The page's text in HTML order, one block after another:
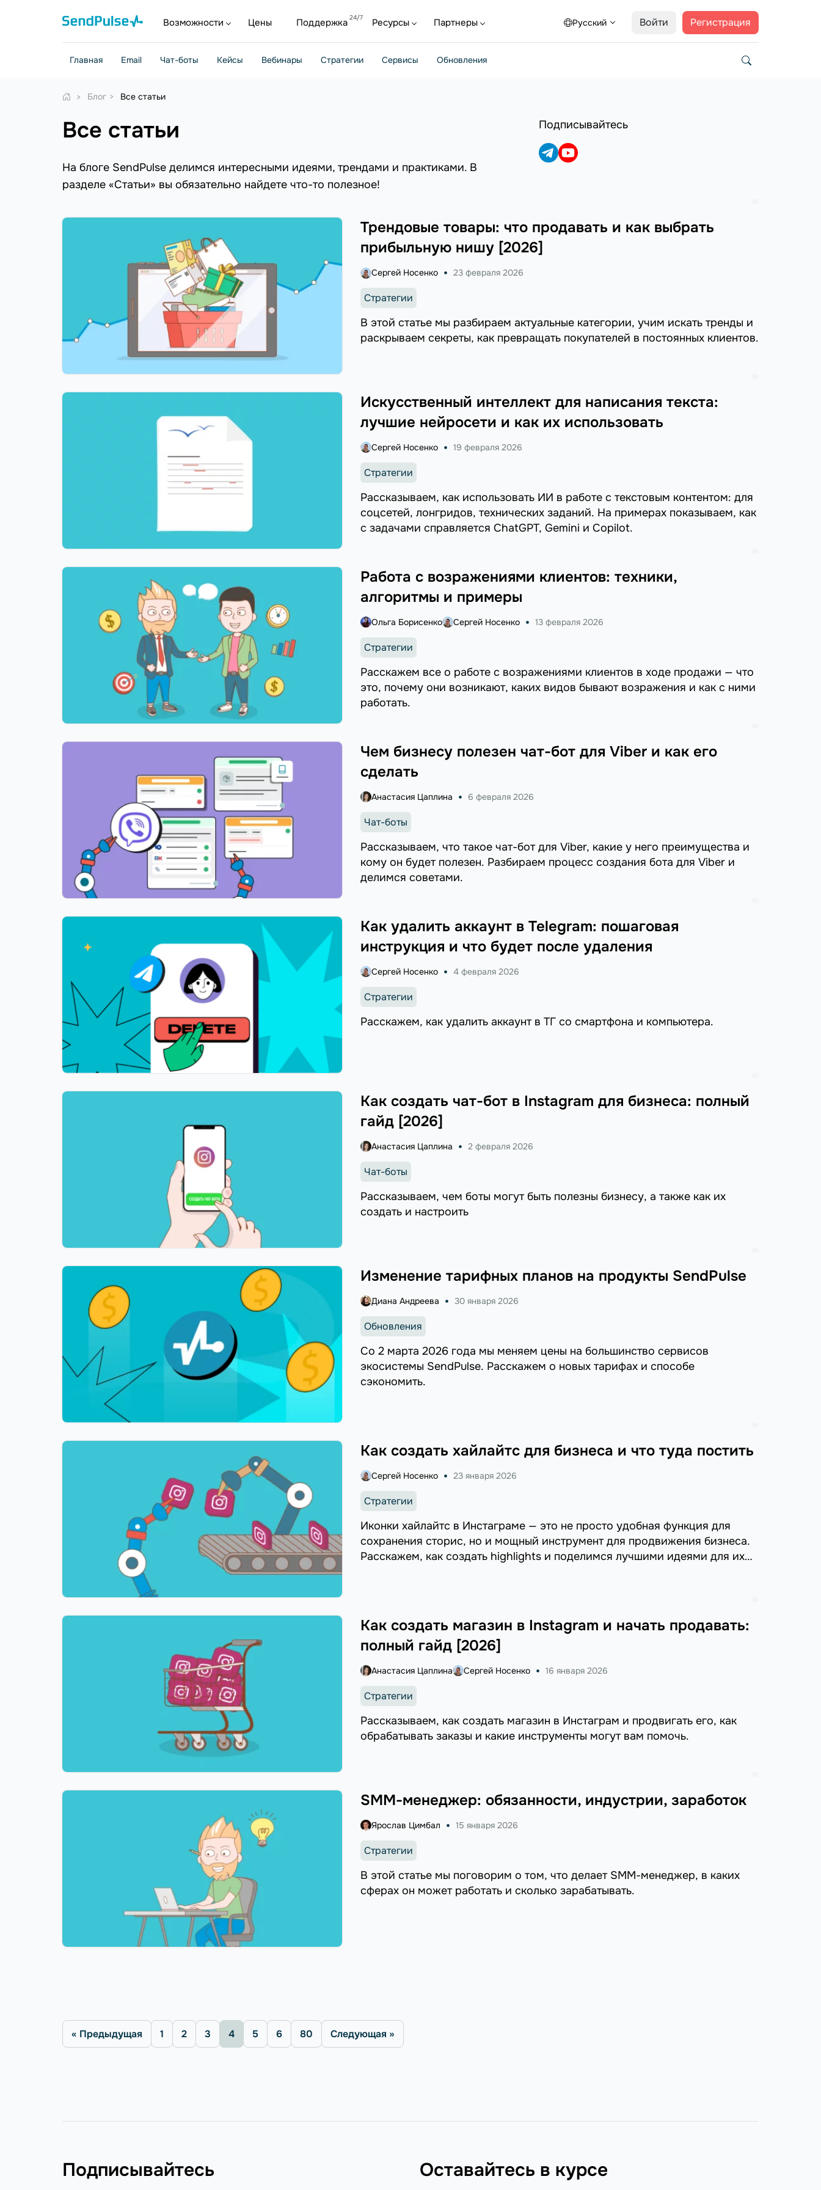
Русский Войти Регистрация
Возможности Цены Поддержка Ресурсы Партнеры
Главная Email Чат-боты Кейсы Вебинары Стратегии Сервисы Обновления
Блог Все статьи
Все статьи
На блоге SendPulse делимся интересными идеями, трендами и практиками. В
разделе «Статьи» вы обязательно найдете что-то полезное!
Подписывайтесь
Трендовые товары: что продавать и как выбрать
прибыльную нишу [2026]
Сергей Носенко 23 февраля 2026
Стратегии
В этой статье мы разбираем актуальные категории, учим искать тренды и
раскрываем секреты, как превращать покупателей в постоянных клиентов.
Искусственный интеллект для написания текста:
лучшие нейросети и как их использовать
Сергей Носенко 19 февраля 2026
Стратегии
Рассказываем, как использовать ИИ в работе с текстовым контентом: для
соцсетей, лонгридов, технических заданий. На примерах показываем, как
с задачами справляется ChatGPT, Gemini и Copilot.
Работа с возражениями клиентов: техники,
алгоритмы и примеры
Ольга Борисенко Сергей Носенко 13 февраля 2026
Стратегии
Расскажем все о работе с возражениями клиентов в ходе продажи — что
это, почему они возникают, каких видов бывают возражения и как с ними
работать.
Чем бизнесу полезен чат-бот для Viber и как его
сделать
Анастасия Цаплина 6 февраля 2026
Чат-боты
Рассказываем, что такое чат-бот для Viber, какие у него преимущества и
кому он будет полезен. Разбираем процесс создания бота для Viber и
делимся советами.
Как удалить аккаунт в Telegram: пошаговая
инструкция и что будет после удаления
Сергей Носенко 4 февраля 2026
Стратегии
Расскажем, как удалить аккаунт в ТГ со смартфона и компьютера.
Как создать чат-бот в Instagram для бизнеса: полный
гайд [2026]
Анастасия Цаплина 2 февраля 2026
Чат-боты
Рассказываем, чем боты могут быть полезны бизнесу, а также как их
создать и настроить
Изменение тарифных планов на продукты SendPulse
Диана Андреева 30 января 2026
Обновления
Со 2 марта 2026 года мы меняем цены на большинство сервисов
экосистемы SendPulse. Расскажем о новых тарифах и способе
сэкономить.
Как создать хайлайтс для бизнеса и что туда постить
Сергей Носенко 23 января 2026
Стратегии
Иконки хайлайтс в Инстаграме — это не просто удобная функция для
сохранения сторис, но и мощный инструмент для продвижения бизнеса.
Расскажем, как создать highlights и поделимся лучшими идеями для их
Как создать магазин в Instagram и начать продавать:
полный гайд [2026]
Анастасия Цаплина Сергей Носенко 16 января 2026
Стратегии
Рассказываем, как создать магазин в Инстаграм и продвигать его, как
обрабатывать заказы и какие инструменты могут вам помочь.
SMM-менеджер: обязанности, индустрии, заработок
Ярослав Цимбал 15 января 2026
Стратегии
В этой статье мы поговорим о том, что делает SMM-менеджер, в каких
сферах он может работать и сколько зарабатывать.
« Предыдущая 1 2 3 4 5 6 80 Следующая »
Подписывайтесь Оставайтесь в курсе